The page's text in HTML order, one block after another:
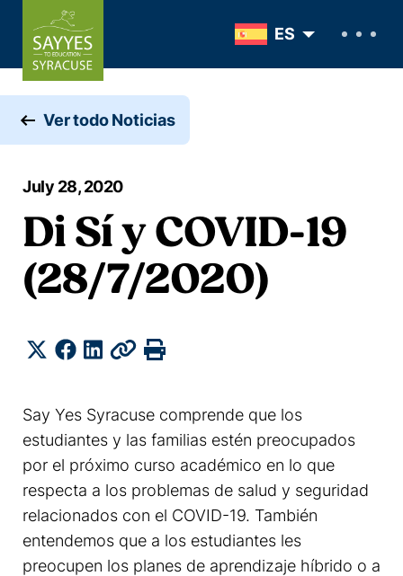
Skip to content
ES
Ver todo Noticias
July 28, 2020
Di Sí y COVID-19
(28/7/2020)
Compartir
Twitter
Facebook
LinkedIn
CopiarImprimir
Say Yes Syracuse comprende que los
estudiantes y las familias estén preocupados
por el próximo curso académico en lo que
respecta a los problemas de salud y seguridad
relacionados con el COVID-19. También
entendemos que a los estudiantes les
preocupen los planes de aprendizaje híbrido o a